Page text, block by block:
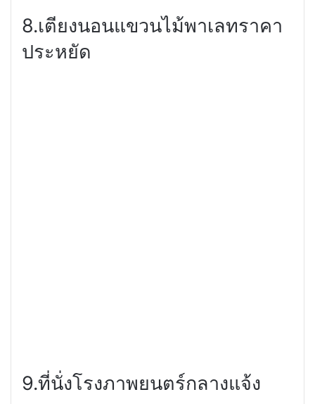
8.เตียงนอนแขวนไม้พาเลทราคา
ประหยัด
9.ที่นั่งโรงภาพยนตร์กลางแจ้ง